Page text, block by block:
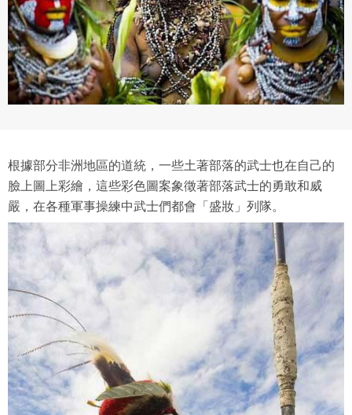
根據部分非洲地區的道統，一些土著部落的武士也在自己的
臉上圖上彩繪，這些彩色圖案象徵著部落武士的勇敢和威
嚴，在各種軍事操練中武士們都會「盛妝」列隊。